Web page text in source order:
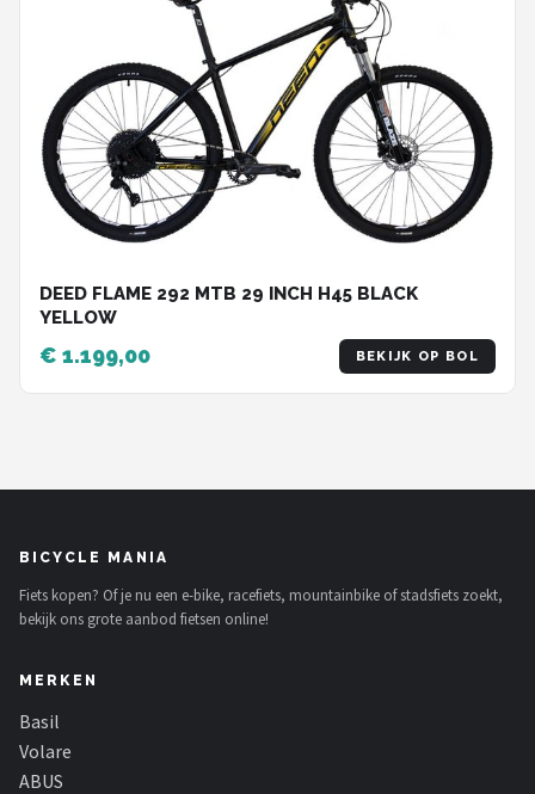
DEED FLAME 292 MTB 29 INCH H45 BLACK
YELLOW
€ 1.199,00 BEKIJK OP BOL
BICYCLE MANIA
Fiets kopen? Of je nu een e-bike, racefiets, mountainbike of stadsfiets zoekt,
bekijk ons grote aanbod fietsen online!
MERKEN
Basil
Volare
ABUS